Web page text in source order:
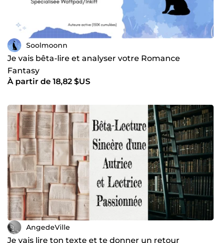
Soolmoonn
Je vais bêta-lire et analyser votre Romance
Fantasy
À partir de 18,82 $US
AngedeVille
Je vais lire ton texte et te donner un retour